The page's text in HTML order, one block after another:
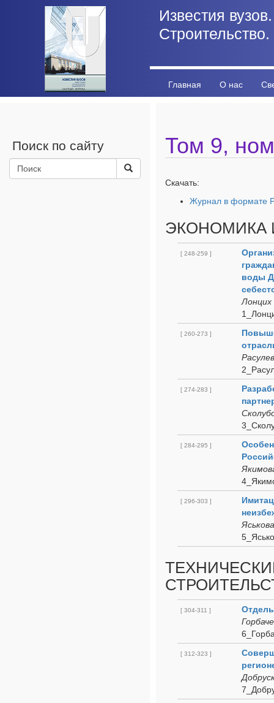
Известия
Главная О нас
Поиск по сайту Том 9,
Скачать:
Журнал в формате
ЭКОНОМИКА
[ 248-259 ]
воды
[ 260-273 ]
[ 274-283 ]
[ 284-295 ]
[ 296-303 ]
[ 304-311 ]
[ 312-323 ]